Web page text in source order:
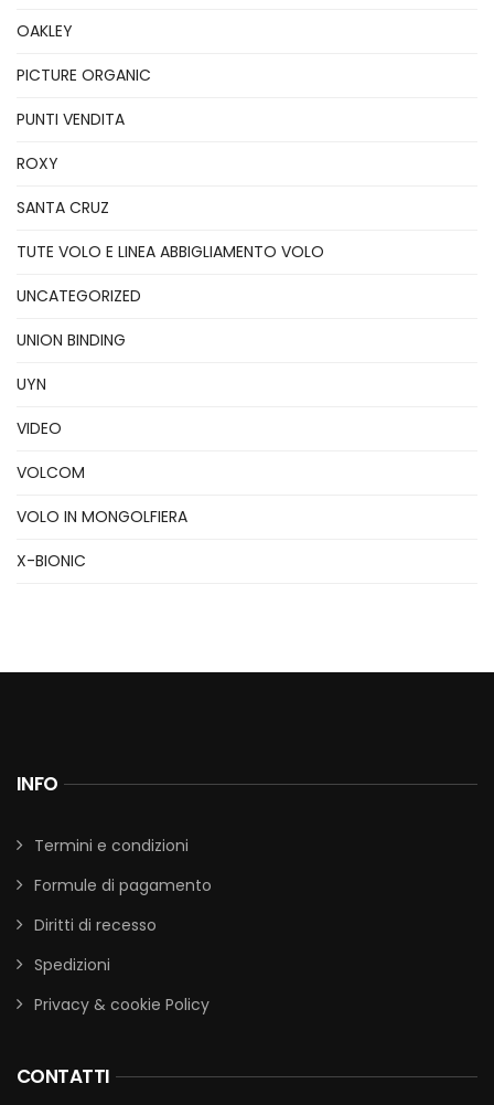
OAKLEY
PICTURE ORGANIC
PUNTI VENDITA
ROXY
SANTA CRUZ
TUTE VOLO E LINEA ABBIGLIAMENTO VOLO
UNCATEGORIZED
UNION BINDING
UYN
VIDEO
VOLCOM
VOLO IN MONGOLFIERA
X-BIONIC
INFO
Termini e condizioni
Formule di pagamento
Diritti di recesso
Spedizioni
Privacy & cookie Policy
CONTATTI